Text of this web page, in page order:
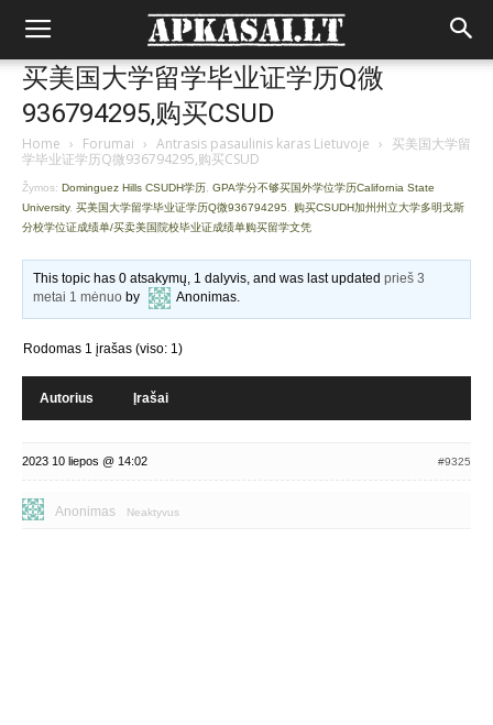
买美国大学留学毕业证学历Q微
936794295,购买CSUD
Home › Forumai › Antrasis pasaulinis karas Lietuvoje › 买美国大学留
学毕业证学历Q微936794295,购买CSUD
Žymos: Dominguez Hills CSUDH学历 GPA学分不够买国外学位学历California State
University, 买美国大学留学毕业证学历Q微936794295
购买CSUDH加州州立大学多明戈斯
分校学位证成绩单/买卖美国院校毕业证成绩单购买留学文凭
This topic has 0 atsakymų, 1 dalyvis, and was last updatedprieš 3
metai 1 mėnuo by Anonimas.
Rodomas 1 įrašas (viso: 1)
Autorius Įrašai
2023 10 liepos @ 14:02 #9325
Anonimas Neaktyvus